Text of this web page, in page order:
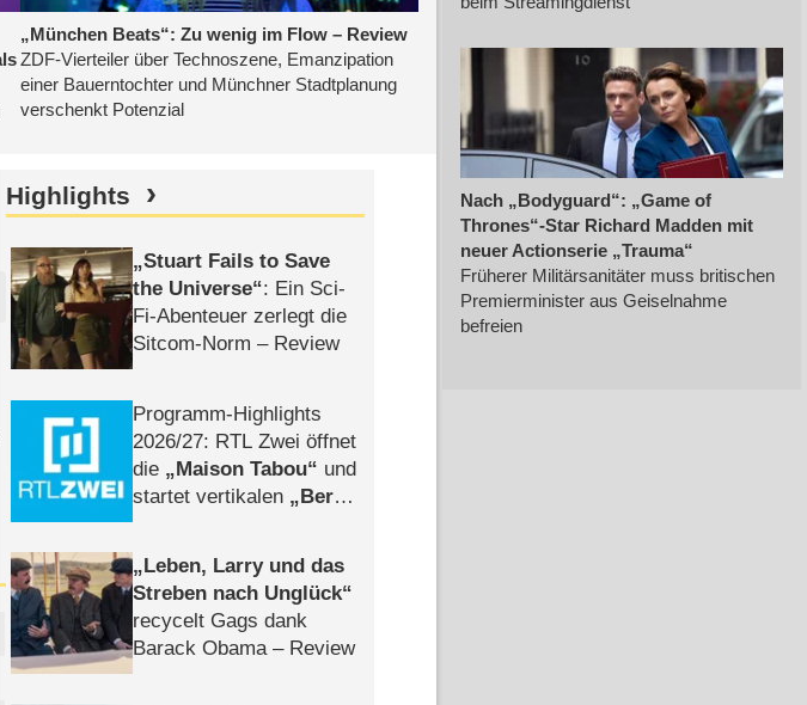
Highlights
Stuart Fails to Save
the Universe : Ein Sci-
Fi-Abenteuer zerlegt die
Sitcom-Norm – Review
Programm-Highlights
2026/​27: RTL Zwei öffnet
die
Maison Tabou
und
startet vertikalen
Berlin
Leben, Larry und das
Streben nach Unglück
recycelt Gags dank
Barack Obama – Review